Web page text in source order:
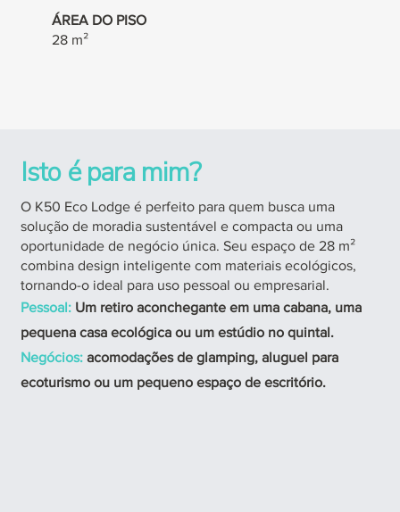
ÁREA DO PISO
28 m²
Isto é para mim?
O K50 Eco Lodge é perfeito para quem busca uma
solução de moradia sustentável e compacta ou uma
oportunidade de negócio única. Seu espaço de 28 m²
combina design inteligente com materiais ecológicos,
tornando-o ideal para uso pessoal ou empresarial.
Pessoal: Um retiro aconchegante em uma cabana, uma
pequena casa ecológica ou um estúdio no quintal.
Negócios: acomodações de glamping, aluguel para
ecoturismo ou um pequeno espaço de escritório.